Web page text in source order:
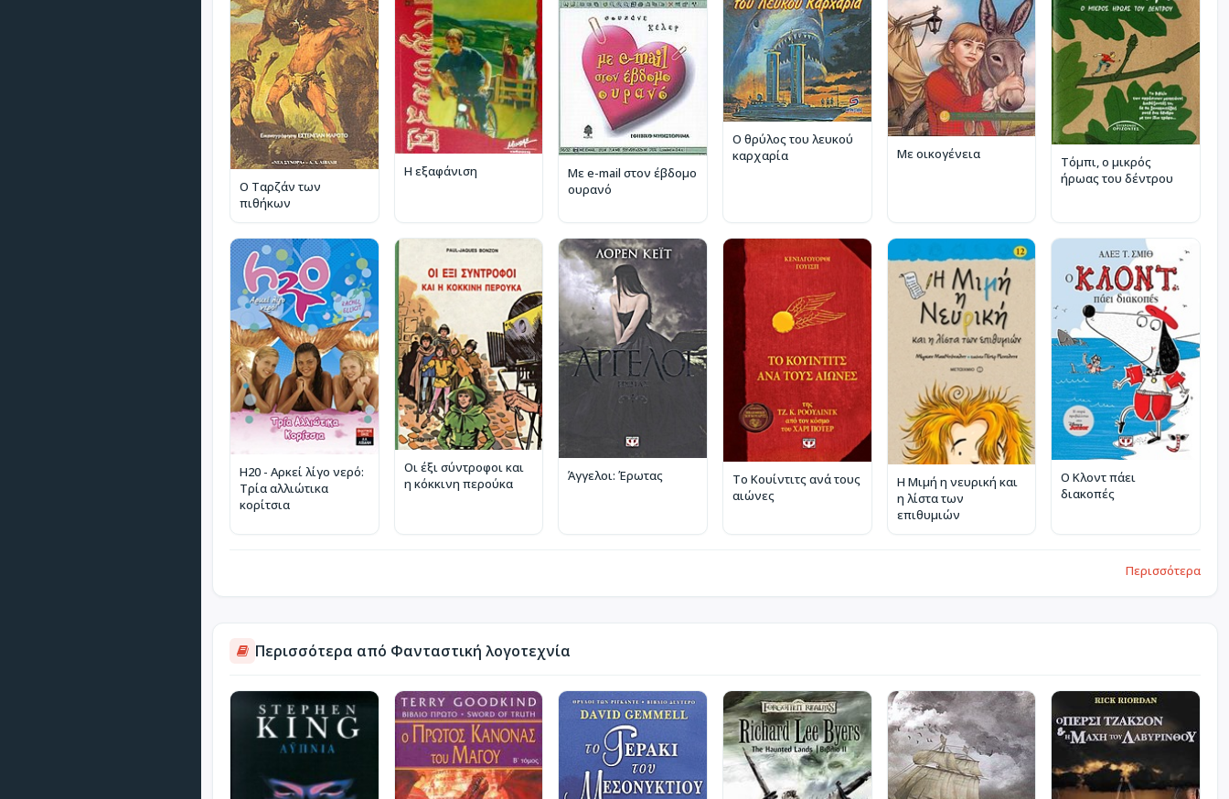
Ο Ταρζάν των
πιθήκων
Η εξαφάνιση
Με e-mail στον έβδομο
ουρανό
Ο θρύλος του λευκού
καρχαρία
Με οικογένεια
Τόμπι, ο μικρός
ήρωας του δέντρου
H20 - Αρκεί λίγο νερό:
Τρία αλλιώτικα
κορίτσια
Οι έξι σύντροφοι και
η κόκκινη περούκα
Άγγελοι: Έρωτας
Το Κουίντιτς ανά τους
αιώνες
Η Μιμή η νευρική και
η λίστα των
επιθυμιών
Ο Κλοντ πάει
διακοπές
Περισσότερα
Περισσότερα από Φανταστική λογοτεχνία